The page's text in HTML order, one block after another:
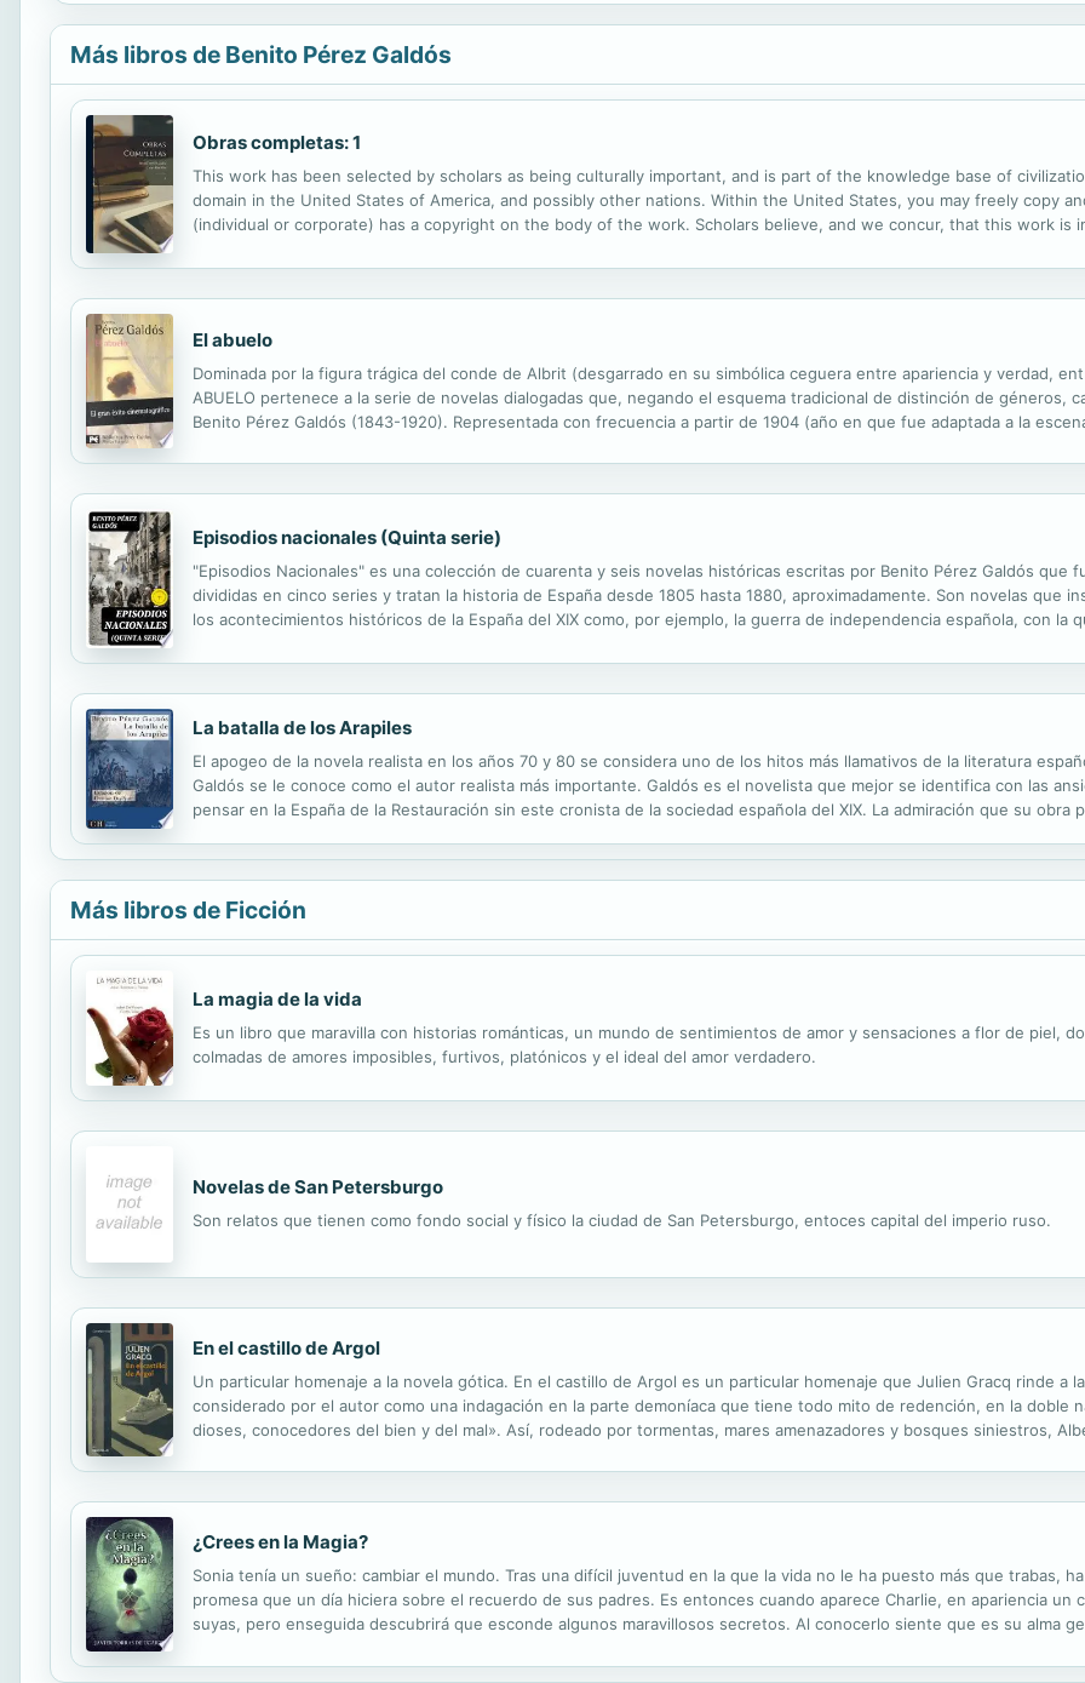
Más libros de Benito Pérez Galdós
Obras completas: 1
This work has been selected by scholars as being culturally important, and is part of the knowledge base of
domain in the United States of America, and possibly other nations. Within the United States, you may freely copy
(individual or corporate) has a copyright on the body of the work. Scholars believe, and we concur, that this work is
El abuelo
Dominada por la figura trágica del conde de Albrit (desgarrado en su simbólica ceguera entre apariencia y verdad,
ABUELO pertenece a la serie de novelas dialogadas que, negando el esquema tradicional de distinción de géneros,
Benito Pérez Galdós (1843-1920). Representada con frecuencia a partir de 1904 (año en que fue adaptada a la
Episodios nacionales (Quinta serie)
"Episodios Nacionales" es una colección de cuarenta y seis novelas históricas escritas por Benito Pérez Galdós que
divididas en cinco series y tratan la historia de España desde 1805 hasta 1880, aproximadamente. Son novelas que
los acontecimientos históricos de la España del XIX como, por ejemplo, la guerra de independencia española, con la
La batalla de los Arapiles
El apogeo de la novela realista en los años 70 y 80 se considera uno de los hitos más llamativos de la literatura
Galdós se le conoce como el autor realista más importante. Galdós es el novelista que mejor se identifica con las
pensar en la España de la Restauración sin este cronista de la sociedad española del XIX. La admiración que su
Más libros de Ficción
La magia de la vida
Es un libro que maravilla con historias románticas, un mundo de sentimientos de amor y sensaciones a flor de piel,
colmadas de amores imposibles, furtivos, platónicos y el ideal del amor verdadero.
Novelas de San Petersburgo
Son relatos que tienen como fondo social y físico la ciudad de San Petersburgo, entoces capital del imperio ruso.
En el castillo de Argol
Un particular homenaje a la novela gótica. En el castillo de Argol es un particular homenaje que Julien Gracq rinde a
considerado por el autor como una indagación en la parte demoníaca que tiene todo mito de redención, en la doble
dioses, conocedores del bien y del mal». Así, rodeado por tormentas, mares amenazadores y bosques siniestros,
¿Crees en la Magia?
Sonia tenía un sueño: cambiar el mundo. Tras una difícil juventud en la que la vida no le ha puesto más que trabas,
promesa que un día hiciera sobre el recuerdo de sus padres. Es entonces cuando aparece Charlie, en apariencia un
suyas, pero enseguida descubrirá que esconde algunos maravillosos secretos. Al conocerlo siente que es su alma